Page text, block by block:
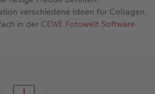
Einsteckfoto
verschiedene Ideen für Collagen.
in der CEWE Fotowelt Software